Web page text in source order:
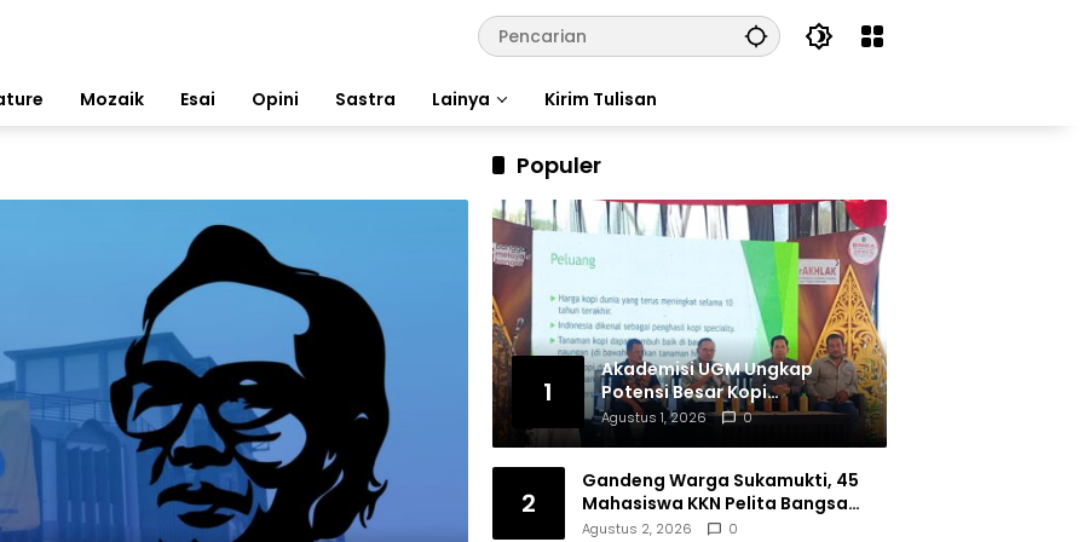
Mozaik Esai Opini Sastra Lainya Kirim Tulisan
Populer
1
Akademisi UGM Ungkap
Potensi Besar Kopi
Tulungagung, Siap Bersaing
Agustus 1, 2026 0
2
Gandeng Warga Sukamukti, 45
Mahasiswa KKN Pelita Bangsa
Bersihkan Drainase Desa
Agustus 2, 2026 0